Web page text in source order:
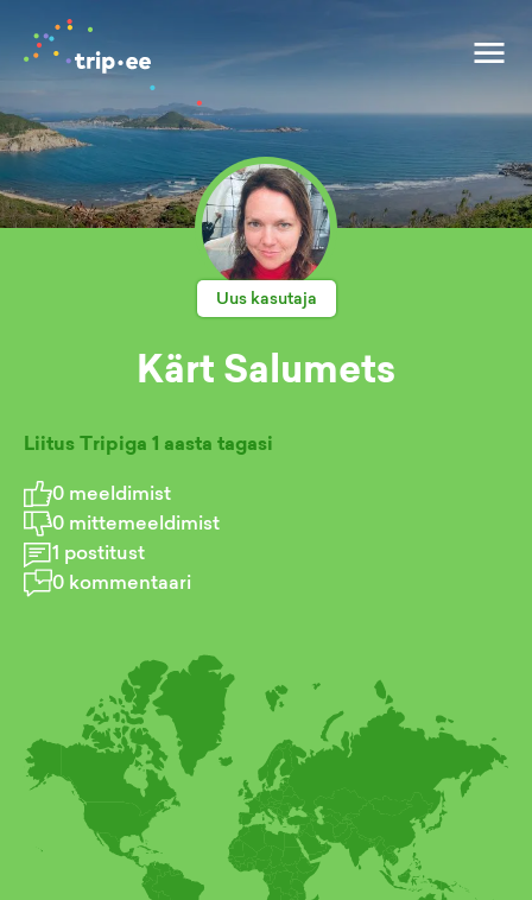
Uus kasutaja
Kärt Salumets
Liitus Tripiga 1 aasta tagasi
0 meeldimist
0 mittemeeldimist
1 postitust
0 kommentaari